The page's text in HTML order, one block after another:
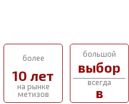
более
10 лет
на рынке
метизов
большой
выбор
всегда
в